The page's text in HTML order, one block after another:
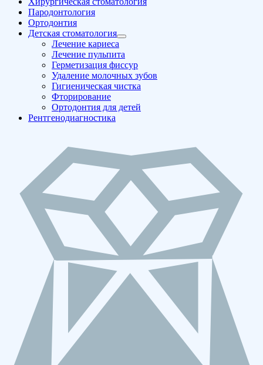
Пародонтология
Ортодонтия
Детская стоматология
Лечение кариеса
Лечение пульпита
Герметизация фиссур
Удаление молочных зубов
Гигиеническая чистка
Фторирование
Ортодонтия для детей
Рентгенодиагностика